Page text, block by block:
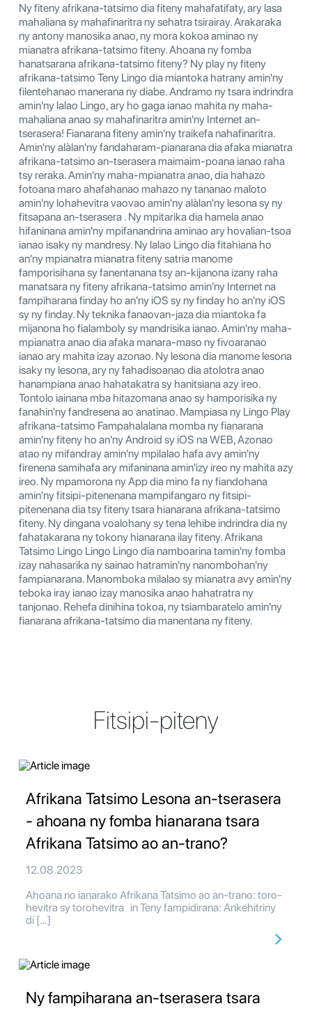
Ny fiteny afrikana-tatsimo dia fiteny mahafatifaty, ary lasa
mahaliana sy mahafinaritra ny sehatra tsirairay. Arakaraka
ny antony manosika anao, ny mora kokoa aminao ny
mianatra afrikana-tatsimo fiteny. Ahoana ny fomba
hanatsarana afrikana-tatsimo fiteny? Ny play ny fiteny
afrikana-tatsimo Teny Lingo dia miantoka hatrany amin'ny
filentehanao manerana ny diabe. Andramo ny tsara indrindra
amin'ny lalao Lingo, ary ho gaga ianao mahita ny maha-
mahaliana anao sy mahafinaritra amin'ny Internet an-
tserasera! Fianarana fiteny amin'ny traikefa nahafinaritra.
Amin'ny alàlan'ny fandaharam-pianarana dia afaka mianatra
afrikana-tatsimo an-tserasera maimaim-poana ianao raha
tsy reraka. Amin'ny maha-mpianatra anao, dia hahazo
fotoana maro ahafahanao mahazo ny tananao maloto
amin'ny lohahevitra vaovao amin'ny alàlan'ny lesona sy ny
fitsapana an-tserasera . Ny mpitarika dia hamela anao
hifaninana amin'ny mpifanandrina aminao ary hovalian-tsoa
ianao isaky ny mandresy. Ny lalao Lingo dia fitahiana ho
an'ny mpianatra mianatra fiteny satria manome
famporisihana sy fanentanana tsy an-kijanona izany raha
manatsara ny fiteny afrikana-tatsimo amin'ny Internet na
fampiharana finday ho an'ny iOS sy ny finday ho an'ny iOS
sy ny finday. Ny teknika fanaovan-jaza dia miantoka fa
mijanona ho fialamboly sy mandrisika ianao. Amin'ny maha-
mpianatra anao dia afaka manara-maso ny fivoaranao
ianao ary mahita izay azonao. Ny lesona dia manome lesona
isaky ny lesona, ary ny fahadisoanao dia atolotra anao
hanampiana anao hahatakatra sy hanitsiana azy ireo.
Tontolo iainana mba hitazomana anao sy hamporisika ny
fanahin'ny fandresena ao anatinao. Mampiasa ny Lingo Play
afrikana-tatsimo Fampahalalana momba ny fianarana
amin'ny fiteny ho an'ny Android sy iOS na WEB, Azonao
atao ny mifandray amin'ny mpilalao hafa avy amin'ny
firenena samihafa ary mifaninana amin'izy ireo ny mahita azy
ireo. Ny mpamorona ny App dia mino fa ny fiandohana
amin'ny fitsipi-pitenenana mampifangaro ny fitsipi-
pitenenana dia tsy fiteny tsara hianarana afrikana-tatsimo
fiteny. Ny dingana voalohany sy tena lehibe indrindra dia ny
fahatakarana ny tokony hianarana ilay fiteny. Afrikana
Tatsimo Lingo Lingo Lingo dia namboarina tamin'ny fomba
izay nahasarika ny sainao hatramin'ny nanombohan'ny
fampianarana. Manomboka milalao sy mianatra avy amin'ny
teboka iray ianao izay manosika anao hahatratra ny
tanjonao. Rehefa dinihina tokoa, ny tsiambaratelo amin'ny
fianarana afrikana-tatsimo dia manentana ny fiteny.
Fitsipi-piteny
Afrikana Tatsimo Lesona an-tserasera
- ahoana ny fomba hianarana tsara
Afrikana Tatsimo ao an-trano?
12.08.2023
Ahoana no ianarako Afrikana Tatsimo ao an-trano: toro-
hevitra sy torohevitra in Teny fampidirana: Ankehitriny
di […]
Ny fampiharana an-tserasera tsara